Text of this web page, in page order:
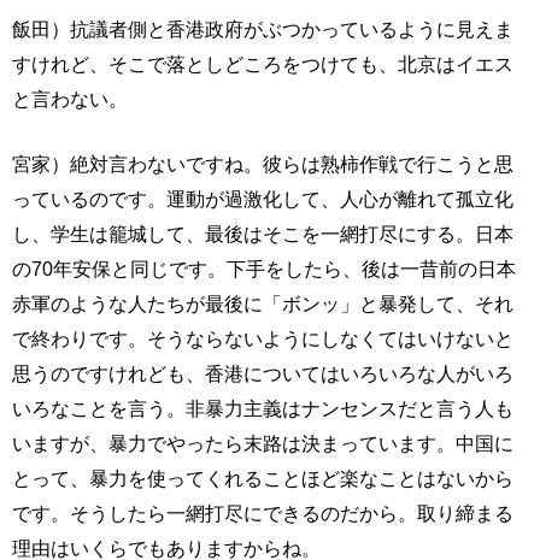
飯田）抗議者側と香港政府がぶつかっているように見えま
すけれど、そこで落としどころをつけても、北京はイエス
と言わない。
宮家）絶対言わないですね。彼らは熟柿作戦で行こうと思
っているのです。運動が過激化して、人心が離れて孤立化
し、学生は籠城して、最後はそこを一網打尽にする。日本
の70年安保と同じです。下手をしたら、後は一昔前の日本
赤軍のような人たちが最後に「ボンッ」と暴発して、それ
で終わりです。そうならないようにしなくてはいけないと
思うのですけれども、香港についてはいろいろな人がいろ
いろなことを言う。非暴力主義はナンセンスだと言う人も
いますが、暴力でやったら末路は決まっています。中国に
とって、暴力を使ってくれることほど楽なことはないから
です。そうしたら一網打尽にできるのだから。取り締まる
理由はいくらでもありますからね。